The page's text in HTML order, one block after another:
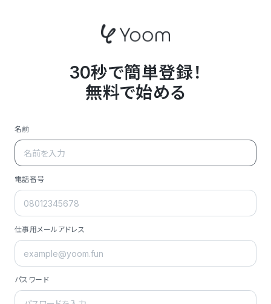
30秒で簡単登録！
無料で始める
名前
電話番号
仕事用メールアドレス
パスワード